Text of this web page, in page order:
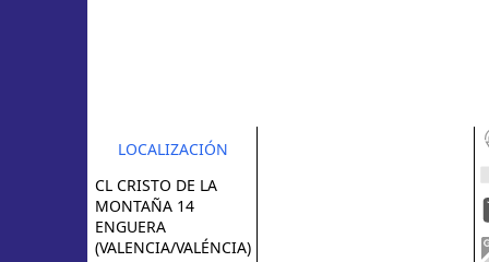
LOCALIZACIÓN
CL CRISTO DE LA
MONTAÑA 14
ENGUERA
(VALENCIA/VALÉNCIA)